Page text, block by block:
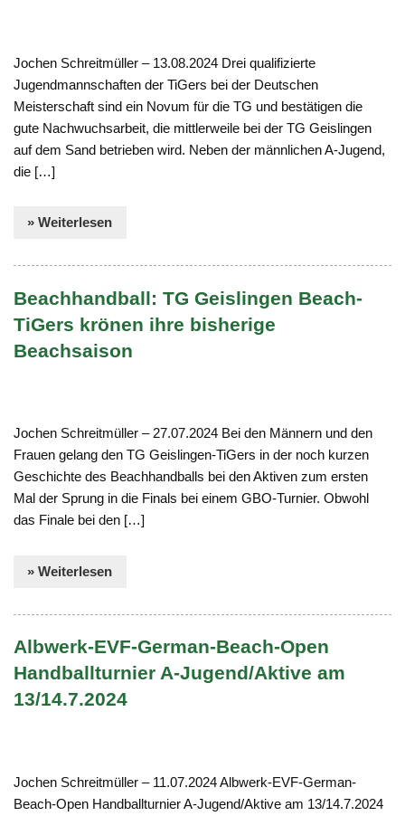
Jochen Schreitmüller – 13.08.2024 Drei qualifizierte
Jugendmannschaften der TiGers bei der Deutschen
Meisterschaft sind ein Novum für die TG und bestätigen die
gute Nachwuchsarbeit, die mittlerweile bei der TG Geislingen
auf dem Sand betrieben wird. Neben der männlichen A-Jugend,
die […]
» Weiterlesen
Beachhandball: TG Geislingen Beach-
TiGers krönen ihre bisherige
Beachsaison
Jochen Schreitmüller – 27.07.2024 Bei den Männern und den
Frauen gelang den TG Geislingen-TiGers in der noch kurzen
Geschichte des Beachhandballs bei den Aktiven zum ersten
Mal der Sprung in die Finals bei einem GBO-Turnier. Obwohl
das Finale bei den […]
» Weiterlesen
Albwerk-EVF-German-Beach-Open
Handballturnier A-Jugend/Aktive am
13/14.7.2024
Jochen Schreitmüller – 11.07.2024 Albwerk-EVF-German-
Beach-Open Handballturnier A-Jugend/Aktive am 13/14.7.2024